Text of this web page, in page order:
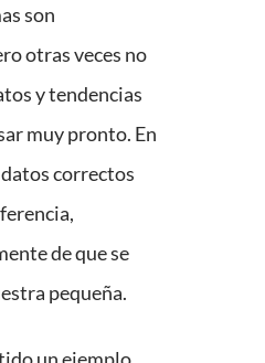
son
otras veces no
y tendencias
muy pronto. En
correctos
de que se
pequeña.
un ejemplo